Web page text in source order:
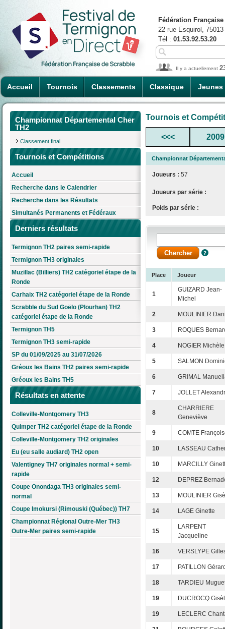
Accueil Tournois Classements Classique Jeunes
Fédération
22 rue Esquirol,
Tél : 01.53.92.53.20
Il y a actuellement
Championnat Départemental Cher
TH2
Classement final
Tournois et Compétitions
Accueil
Recherche dans le Calendrier
Recherche dans les Résultats
Simultanés Permanents et Fédéraux
Derniers résultats
Termignon TH2 paires semi-rapide
Termignon TH3 originales
Muzillac (Billiers) TH2 catégoriel étape de la
Ronde
Carhaix TH2 catégoriel étape de la Ronde
Scrabble du Sud Goëlo (Plourhan) TH2
catégoriel étape de la Ronde
Termignon TH5
Termignon TH3 semi-rapide
SP du 01/09/2025 au 31/07/2026
Gréoux les Bains TH2 paires semi-rapide
Gréoux les Bains TH5
Résultats en attente
Colleville-Montgomery TH3
Quimper TH2 catégoriel étape de la Ronde
Colleville-Montgomery TH2 originales
Eu (eu salle audiard) TH2 open
Valentigney TH7 originales normal + semi-
rapide
Coupe Onondaga TH3 originales semi-
normal
Coupe Imokursi (Rimouski (Québec)) TH7
Championnat Régional Outre-Mer TH3
Outre-Mer paires semi-rapide
Tournois et
<<< 2009
Championnat
Joueurs : 57
Joueurs par série :
Poids par série :
Place Joueur
1
GUIZARD Jean-
Michel
2 MOULINIER
3 ROQUES
4 NOGIER Michèle
5 SALMON
6 GRIMAL
7 JOLLET
8
CHARRIERE
Geneviève
9 COMTE
10 LASSEAU
10 MARCILLY
12 DEPREZ
13 MOULINIER
14 LAGE Ginette
15
LARPENT
Jacqueline
16 VERSLYPE
17 PATILLON
18 TARDIEU
19 DUCROCQ
19 LECLERC